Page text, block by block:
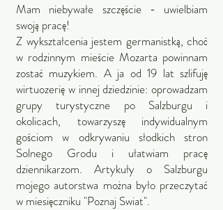
Mam niebywałe szczęście - uwielbiam
swoją pracę!
Z wykształcenia jestem germanistką, choć
w rodzinnym mieście Mozarta powinnam
zostać muzykiem. A ja od 19 lat szlifuję
wirtuozerię w innej dziedzinie: oprowadzam
grupy turystyczne po Salzburgu i
okolicach, towarzyszę indywidualnym
gościom w odkrywaniu słodkich stron
Solnego Grodu i ułatwiam pracę
dziennikarzom. Artykuły o Salzburgu
mojego autorstwa można było przeczytać
w miesięczniku "Poznaj Swiat".